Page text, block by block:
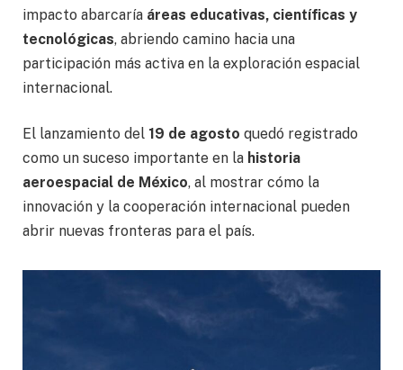
impacto abarcaría áreas educativas, científicas y
tecnológicas, abriendo camino hacia una
participación más activa en la exploración espacial
internacional.
El lanzamiento del 19 de agosto quedó registrado
como un suceso importante en la historia
aeroespacial de México, al mostrar cómo la
innovación y la cooperación internacional pueden
abrir nuevas fronteras para el país.